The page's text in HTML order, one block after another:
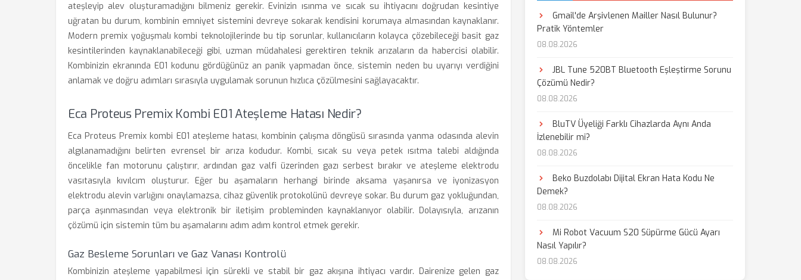
ateşleyip alev oluşturamadığını bilmeniz gerekir. Evinizin ısınma ve sıcak su ihtiyacını doğrudan kesintiye
uğratan bu durum, kombinin emniyet sistemini devreye sokarak kendisini korumaya almasından kaynaklanır.
Modern premix yoğuşmalı kombi teknolojilerinde bu tip sorunlar, kullanıcıların kolayca çözebileceği basit gaz
kesintilerinden kaynaklanabileceği gibi, uzman müdahalesi gerektiren teknik arızaların da habercisi olabilir.
Kombinizin ekranında E01 kodunu gördüğünüz an panik yapmadan önce, sistemin neden bu uyarıyı verdiğini
anlamak ve doğru adımları sırasıyla uygulamak sorunun hızlıca çözülmesini sağlayacaktır.
Eca Proteus Premix Kombi E01 Ateşleme Hatası Nedir?
Eca Proteus Premix kombi E01 ateşleme hatası, kombinin çalışma döngüsü sırasında yanma odasında alevin
algılanamadığını belirten evrensel bir arıza kodudur. Kombi, sıcak su veya petek ısıtma talebi aldığında
öncelikle fan motorunu çalıştırır, ardından gaz valfi üzerinden gazı serbest bırakır ve ateşleme elektrodu
vasıtasıyla kıvılcım oluşturur. Eğer bu aşamaların herhangi birinde aksama yaşanırsa ve iyonizasyon
elektrodu alevin varlığını onaylamazsa, cihaz güvenlik protokolünü devreye sokar. Bu durum gaz yokluğundan,
parça aşınmasından veya elektronik bir iletişim probleminden kaynaklanıyor olabilir. Dolayısıyla, arızanın
çözümü için sistemin tüm bu aşamalarını adım adım kontrol etmek gerekir.
Gaz Besleme Sorunları ve Gaz Vanası Kontrolü
Kombinizin ateşleme yapabilmesi için sürekli ve stabil bir gaz akışına ihtiyacı vardır. Dairenize gelen gaz
Gmail'de Arşivlenen Mailler Nasıl Bulunur?
Pratik Yöntemler
08.08.2026
JBL Tune 520BT Bluetooth Eşleştirme Sorunu
Çözümü Nedir?
08.08.2026
BluTV Üyeliği Farklı Cihazlarda Aynı Anda
İzlenebilir mi?
08.08.2026
Beko Buzdolabı Dijital Ekran Hata Kodu Ne
Demek?
08.08.2026
Mi Robot Vacuum S20 Süpürme Gücü Ayarı
Nasıl Yapılır?
08.08.2026